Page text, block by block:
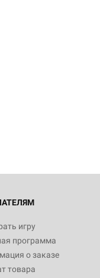
игру
программа
о заказе
товара